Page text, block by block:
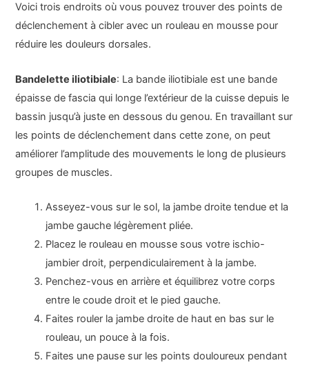
Voici trois endroits où vous pouvez trouver des points de
déclenchement à cibler avec un rouleau en mousse pour
réduire les douleurs dorsales.
Bandelette iliotibiale: La bande iliotibiale est une bande
épaisse de fascia qui longe l’extérieur de la cuisse depuis le
bassin jusqu’à juste en dessous du genou. En travaillant sur
les points de déclenchement dans cette zone, on peut
améliorer l’amplitude des mouvements le long de plusieurs
groupes de muscles.
Asseyez-vous sur le sol, la jambe droite tendue et la
jambe gauche légèrement pliée.
Placez le rouleau en mousse sous votre ischio-
jambier droit, perpendiculairement à la jambe.
Penchez-vous en arrière et équilibrez votre corps
entre le coude droit et le pied gauche.
Faites rouler la jambe droite de haut en bas sur le
rouleau, un pouce à la fois.
Faites une pause sur les points douloureux pendant